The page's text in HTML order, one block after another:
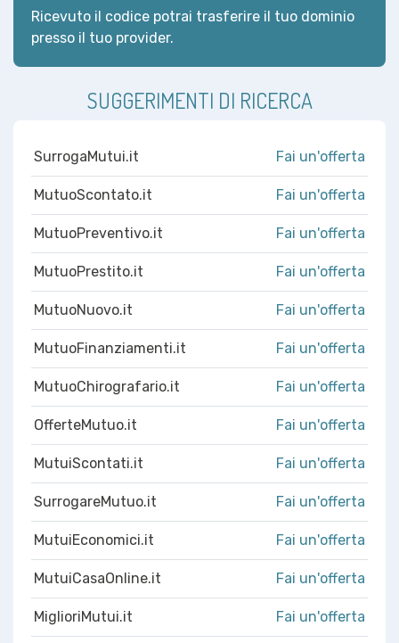
Ricevuto il codice potrai trasferire il tuo dominio
presso il tuo provider.
SUGGERIMENTI DI RICERCA
SurrogaMutui.it Fai un'offerta
MutuoScontato.it Fai un'offerta
MutuoPreventivo.it Fai un'offerta
MutuoPrestito.it Fai un'offerta
MutuoNuovo.it Fai un'offerta
MutuoFinanziamenti.it Fai un'offerta
MutuoChirografario.it Fai un'offerta
OfferteMutuo.it Fai un'offerta
MutuiScontati.it Fai un'offerta
SurrogareMutuo.it Fai un'offerta
MutuiEconomici.it Fai un'offerta
MutuiCasaOnline.it Fai un'offerta
MiglioriMutui.it Fai un'offerta